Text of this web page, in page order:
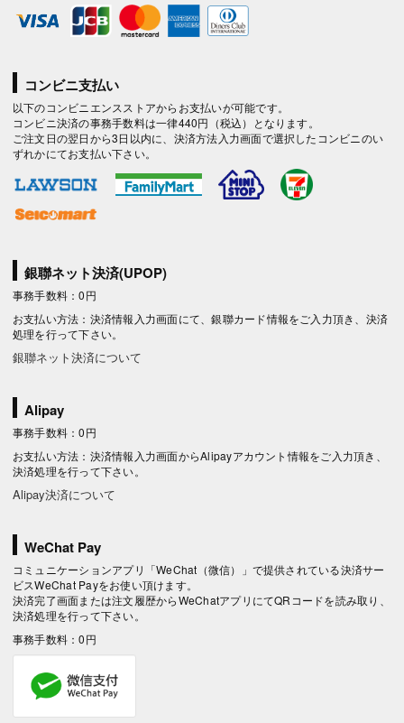
コンビニ支払い
以下のコンビニエンスストアからお支払いが可能です。
コンビニ決済の事務手数料は一律440円（税込）となります。
ご注文日の翌日から3日以内に、決済方法入力画面で選択したコンビニのい
ずれかにてお支払い下さい。
銀聯ネット決済(UPOP)
事務手数料：0円
お支払い方法：決済情報入力画面にて、銀聯カード情報をご入力頂き、決済
処理を行って下さい。
銀聯ネット決済について
Alipay
事務手数料：0円
お支払い方法：決済情報入力画面からAlipayアカウント情報をご入力頂き、
決済処理を行って下さい。
Alipay決済について
WeChat Pay
コミュニケーションアプリ「WeChat（微信）」で提供されている決済サー
ビスWeChat Payをお使い頂けます。
決済完了画面または注文履歴からWeChatアプリにてQRコードを読み取り、
決済処理を行って下さい。
事務手数料：0円